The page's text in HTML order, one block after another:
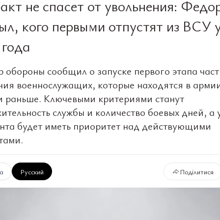
не спасет от увольнения:
кого первыми отпустят из ВСУ
сообщил о запуске первого этапа
военнослужащих, которые находятся в
раньше. Ключевыми критериями станут
службы и количество боевых дней, а
будет иметь приоритет над действующими
Русский Поділитися